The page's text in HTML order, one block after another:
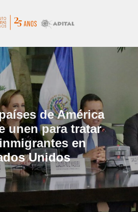
de América
unen para tratar
en
Unidos